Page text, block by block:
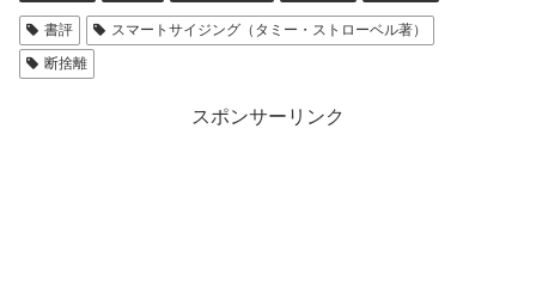
書評
スマートサイジング（タミー・ストローベル著）
断捨離
スポンサーリンク